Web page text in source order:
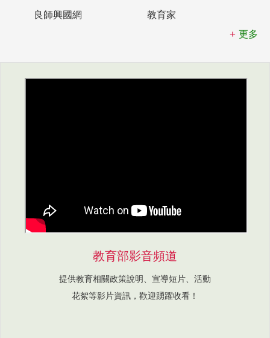
良師興國網
教育家
更多
教育部影音頻道
提供教育相關政策說明、宣導短片、活動
花絮等影片資訊，歡迎踴躍收看！